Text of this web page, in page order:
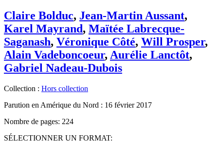
Claire Bolduc, Jean-Martin Aussant,
Karel Mayrand, Maïtée Labrecque-
Saganash, Véronique Côté, Will Prosper,
Alain Vadeboncoeur, Aurélie Lanctôt,
Gabriel Nadeau-Dubois
Collection : Hors collection
Parution en Amérique du Nord : 16 février 2017
Nombre de pages: 224
SÉLECTIONNER UN FORMAT: